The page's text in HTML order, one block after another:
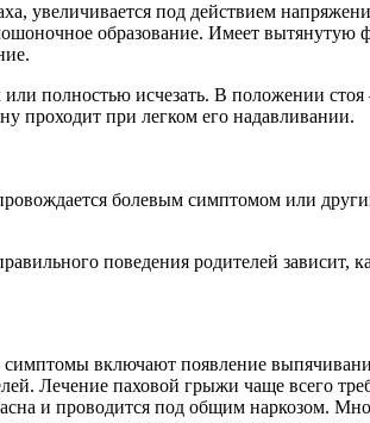
увеличивается под действием
образование. Имеет
полностью исчезать. В положении стоя
проходит при легком его надавливании.
болевым симптомом или
поведения родителей зависит,
включают появление
Лечение паховой грыжи чаще всего
и проводится под общим наркозом.